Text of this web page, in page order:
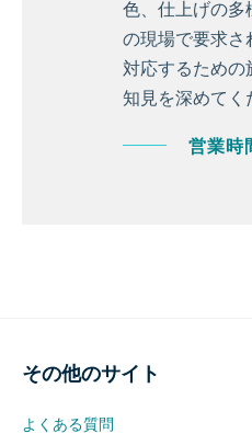
色、仕上げの多
の現場で要求さ
対応するための
知見を深めてく
営業時
その他のサイト
よくある質問